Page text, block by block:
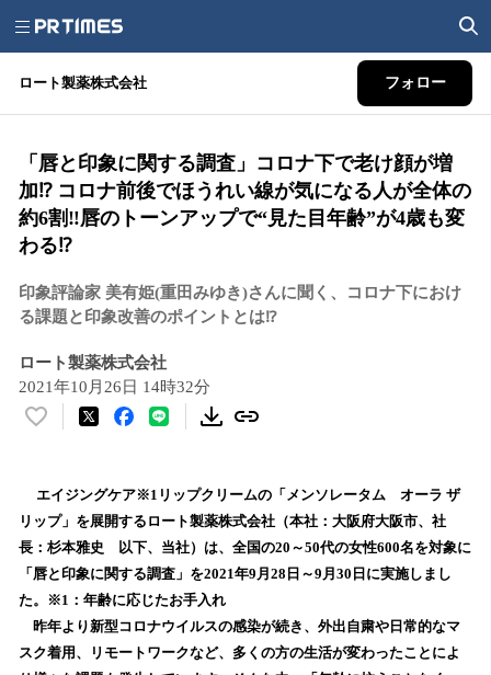
ロート製薬株式会社 フォロー
「唇と印象に関する調査」コロナ下で老け顔が増
加⁉ コロナ前後でほうれい線が気になる人が全体の
約6割‼唇のトーンアップで“見た目年齢”が4歳も変
わる⁉
印象評論家 美有姫(重田みゆき)さんに聞く、コロナ下におけ
る課題と印象改善のポイントとは⁉
ロート製薬株式会社
2021年10月26日 14時32分
い
！
数
を
読
込
み
中
エイジングケア※1リップクリームの「メンソレータム オーラ ザ
リップ」を展開するロート製薬株式会社（本社：大阪府大阪市、社
長：杉本雅史 以下、当社）は、全国の20～50代の女性600名を対象に
「唇と印象に関する調査」を2021年9月28日～9月30日に実施しまし
た。※1：年齢に応じたお手入れ
昨年より新型コロナウイルスの感染が続き、外出自粛や日常的なマ
スク着用、リモートワークなど、多くの方の生活が変わったことによ